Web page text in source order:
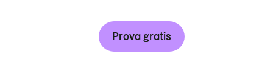
Prova gratis